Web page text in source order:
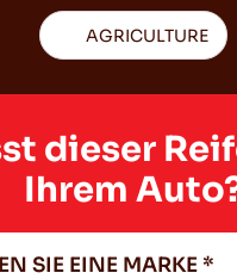
AGRICULTURE
dieser
Ihrem
SIE EINE MARKE *